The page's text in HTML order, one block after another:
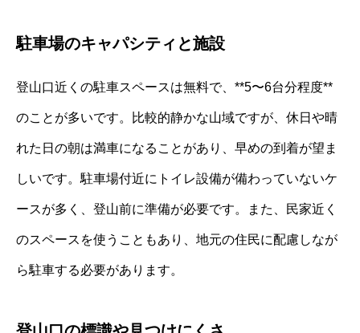
駐車場のキャパシティと施設
登山口近くの駐車スペースは無料で、**5〜6台分程度**
のことが多いです。比較的静かな山域ですが、休日や晴
れた日の朝は満車になることがあり、早めの到着が望ま
しいです。駐車場付近にトイレ設備が備わっていないケ
ースが多く、登山前に準備が必要です。また、民家近く
のスペースを使うこともあり、地元の住民に配慮しなが
ら駐車する必要があります。